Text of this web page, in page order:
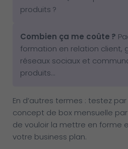
produits ?
Combien ça me coûte ?
formation en relation client,
réseaux sociaux et
produits…
En d’autres termes : testez
concept de box mensuelle
de vouloir la mettre en forme
votre business plan.